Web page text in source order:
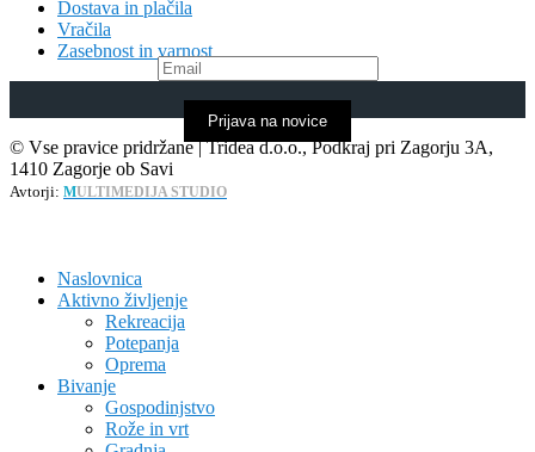
Dostava in plačila
Vračila
Zasebnost in varnost
Prijava na novice
© Vse pravice pridržane | Tridea d.o.o., Podkraj pri Zagorju 3A,
1410 Zagorje ob Savi
Avtorji: MULTIMEDIJA STUDIO
Naslovnica
Aktivno življenje
Rekreacija
Potepanja
Oprema
Bivanje
Gospodinjstvo
Rože in vrt